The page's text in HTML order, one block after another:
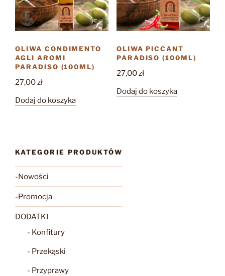
OLIWA CONDIMENTO
AGLI AROMI
PARADISO (100ML)
27,00zł
Dodaj do koszyka
OLIWA PICCANT
PARADISO (100ML)
27,00zł
Dodaj do koszyka
KATEGORIE PRODUKTÓW
-Nowości
-Promocja
DODATKI
- Konfitury
- Przekąski
- Przyprawy